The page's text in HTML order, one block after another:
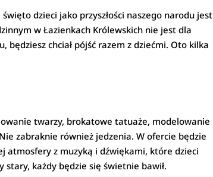
dzieci jako przyszłości naszego narodu jest
w Łazienkach Królewskich nie jest dla
chciał pójść razem z dziećmi. Oto kilka
twarzy, brokatowe tatuaże, modelowanie
zabraknie również jedzenia. W ofercie będzie
atmosfery z muzyką i dźwiękami, które dzieci
stary, każdy będzie się świetnie bawił.